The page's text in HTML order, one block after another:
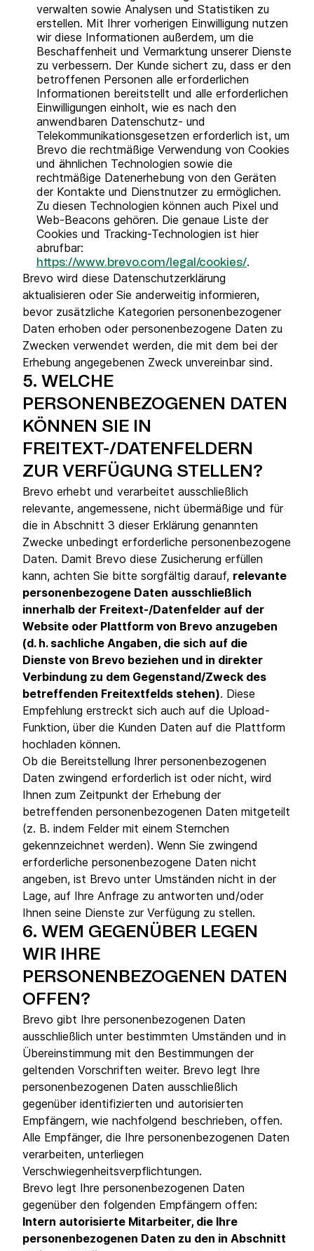
verwalten sowie Analysen und Statistiken zu
erstellen. Mit Ihrer vorherigen Einwilligung nutzen
wir diese Informationen außerdem, um die
Beschaffenheit und Vermarktung unserer Dienste
zu verbessern. Der Kunde sichert zu, dass er den
betroffenen Personen alle erforderlichen
Informationen bereitstellt und alle erforderlichen
Einwilligungen einholt, wie es nach den
anwendbaren Datenschutz- und
Telekommunikationsgesetzen erforderlich ist, um
Brevo die rechtmäßige Verwendung von Cookies
und ähnlichen Technologien sowie die
rechtmäßige Datenerhebung von den Geräten
der Kontakte und Dienstnutzer zu ermöglichen.
Zu diesen Technologien können auch Pixel und
Web-Beacons gehören. Die genaue Liste der
Cookies und Tracking-Technologien ist hier
abrufbar:
https://www.brevo.com/legal/cookies/.
Brevo wird diese Datenschutzerklärung
aktualisieren oder Sie anderweitig informieren,
bevor zusätzliche Kategorien personenbezogener
Daten erhoben oder personenbezogene Daten zu
Zwecken verwendet werden, die mit dem bei der
Erhebung angegebenen Zweck unvereinbar sind.
5. WELCHE
PERSONENBEZOGENEN DATEN
KÖNNEN SIE IN
FREITEXT-/DATENFELDERN
ZUR VERFÜGUNG STELLEN?
Brevo erhebt und verarbeitet ausschließlich
relevante, angemessene, nicht übermäßige und für
die in Abschnitt 3 dieser Erklärung genannten
Zwecke unbedingt erforderliche personenbezogene
Daten. Damit Brevo diese Zusicherung erfüllen
kann, achten Sie bitte sorgfältig darauf, relevante
personenbezogene Daten ausschließlich
innerhalb der Freitext-/Datenfelder auf der
Website oder Plattform von Brevo anzugeben
(d. h. sachliche Angaben, die sich auf die
Dienste von Brevo beziehen und in direkter
Verbindung zu dem Gegenstand/Zweck des
betreffenden Freitextfelds stehen). Diese
Empfehlung erstreckt sich auch auf die Upload-
Funktion, über die Kunden Daten auf die Plattform
hochladen können.
Ob die Bereitstellung Ihrer personenbezogenen
Daten zwingend erforderlich ist oder nicht, wird
Ihnen zum Zeitpunkt der Erhebung der
betreffenden personenbezogenen Daten mitgeteilt
(z. B. indem Felder mit einem Sternchen
gekennzeichnet werden). Wenn Sie zwingend
erforderliche personenbezogene Daten nicht
angeben, ist Brevo unter Umständen nicht in der
Lage, auf Ihre Anfrage zu antworten und/oder
Ihnen seine Dienste zur Verfügung zu stellen.
6. WEM GEGENÜBER LEGEN
WIR IHRE
PERSONENBEZOGENEN DATEN
OFFEN?
Brevo gibt Ihre personenbezogenen Daten
ausschließlich unter bestimmten Umständen und in
Übereinstimmung mit den Bestimmungen der
geltenden Vorschriften weiter. Brevo legt Ihre
personenbezogenen Daten ausschließlich
gegenüber identifizierten und autorisierten
Empfängern, wie nachfolgend beschrieben, offen.
Alle Empfänger, die Ihre personenbezogenen Daten
verarbeiten, unterliegen
Verschwiegenheitsverpflichtungen.
Brevo legt Ihre personenbezogenen Daten
gegenüber den folgenden Empfängern offen:
Intern autorisierte Mitarbeiter, die Ihre
personenbezogenen Daten zu den in Abschnitt